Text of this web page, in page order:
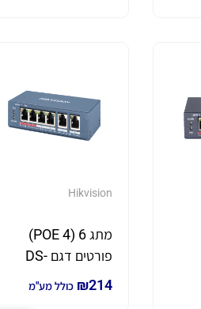
Hikvision
מתג 6 (4 POE)
פורטים דגם DS-
3E0106HP-E
₪214 כולל מע"מ